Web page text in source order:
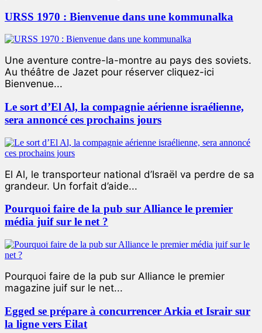
URSS 1970 : Bienvenue dans une kommunalka
Une aventure contre-la-montre au pays des soviets.
Au théâtre de Jazet pour réserver cliquez-ici
Bienvenue...
Le sort d’El Al, la compagnie aérienne israélienne,
sera annoncé ces prochains jours
El Al, le transporteur national d’Israël va perdre de sa
grandeur. Un forfait d’aide...
Pourquoi faire de la pub sur Alliance le premier
média juif sur le net ?
Pourquoi faire de la pub sur Alliance le premier
magazine juif sur le net...
Egged se prépare à concurrencer Arkia et Israir sur
la ligne vers Eilat